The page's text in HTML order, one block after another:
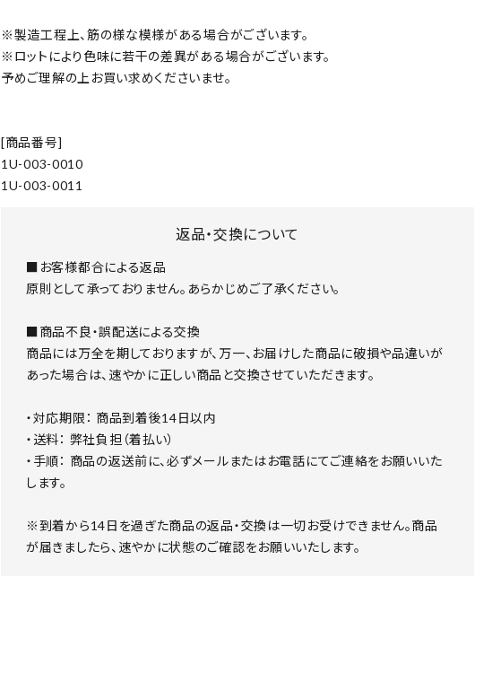
※製造工程上、筋の様な模様がある場合がございます。
※ロットにより色味に若干の差異がある場合がございます。
予めご理解の上お買い求めくださいませ。
[商品番号]
1U-003-0010
1U-003-0011
返品・交換について
■お客様都合による返品
原則として承っておりません。あらかじめご了承ください。
■商品不良・誤配送による交換
商品には万全を期しておりますが、万一、お届けした商品に破損や品違いが
あった場合は、速やかに正しい商品と交換させていただきます。
・対応期限： 商品到着後14日以内
・送料： 弊社負担（着払い）
・手順： 商品の返送前に、必ずメールまたはお電話にてご連絡をお願いいた
します。
※到着から14日を過ぎた商品の返品・交換は一切お受けできません。商品
が届きましたら、速やかに状態のご確認をお願いいたします。